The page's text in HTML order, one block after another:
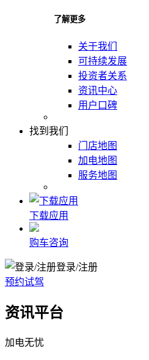
了解更多
关于我们
可持续发展
投资者关系
资讯中心
用户口碑
找到我们
门店地图
加电地图
服务地图
下载应用
购车咨询
登录/注册
预约试驾
资讯平台
加电无忧